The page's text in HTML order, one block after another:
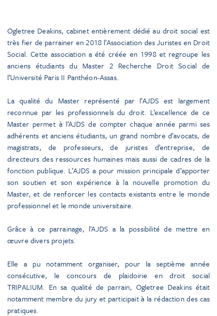
Ogletree Deakins, cabinet entièrement dédié au droit social est
très fier de parrainer en 2018 l’Association des Juristes en Droit
Social. Cette association a été créée en 1998 et regroupe les
anciens étudiants du Master 2 Recherche Droit Social de
l’Université Paris II Panthéon-Assas.
La qualité du Master représenté par l’AJDS est largement
reconnue par les professionnels du droit. L’excellence de ce
Master permet à l’AJDS de compter chaque année parmi ses
adhérents et anciens étudiants, un grand nombre d’avocats, de
magistrats, de professeurs, de juristes d’entreprise, de
directeurs des ressources humaines mais aussi de cadres de la
fonction publique. L’AJDS a pour mission principale d’apporter
son soutien et son expérience à la nouvelle promotion du
Master, et de renforcer les contacts existants entre le monde
professionnel et le monde universitaire.
Grâce à ce parrainage, l’AJDS a la possibilité de mettre en
œuvre divers projets.
Elle a pu notamment organiser, pour la septième année
consécutive, le concours de plaidoirie en droit social
TRIPALIUM. En sa qualité de parrain, Ogletree Deakins était
notamment membre du jury et participait à la rédaction des cas
pratiques.